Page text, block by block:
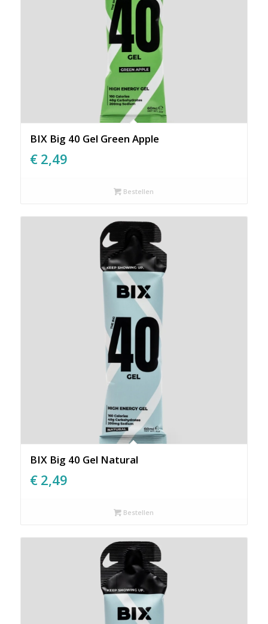
BIX Big 40 Gel Green Apple
€ 2,49
Bestellen
BIX Big 40 Gel Natural
€ 2,49
Bestellen